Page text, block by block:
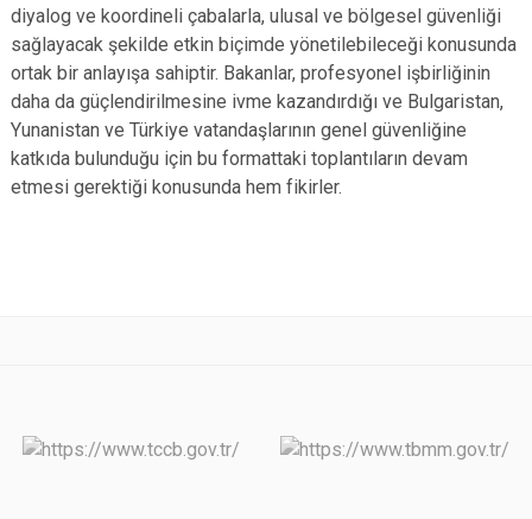
diyalog ve koordineli çabalarla, ulusal ve bölgesel güvenliği
sağlayacak şekilde etkin biçimde yönetilebileceği konusunda
ortak bir anlayışa sahiptir. Bakanlar, profesyonel işbirliğinin
daha da güçlendirilmesine ivme kazandırdığı ve Bulgaristan,
Yunanistan ve Türkiye vatandaşlarının genel güvenliğine
katkıda bulunduğu için bu formattaki toplantıların devam
etmesi gerektiği konusunda hem fikirler.